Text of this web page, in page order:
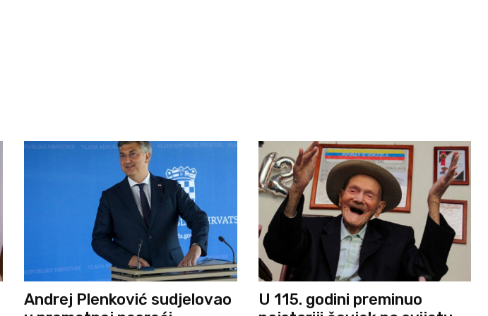
Andrej Plenković sudjelovao
U 115. godini preminuo